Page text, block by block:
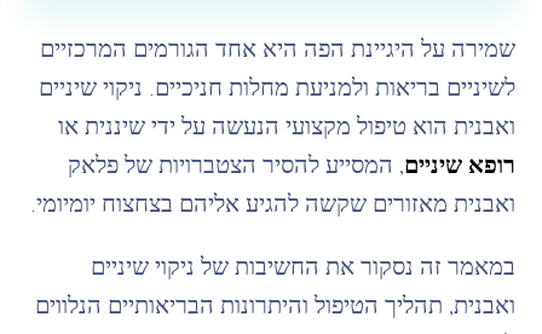
שמירה על היגיינת הפה היא אחד הגורמים המרכזיים
לשיניים בריאות ולמניעת מחלות חניכיים. ניקוי שיניים
ואבנית הוא טיפול מקצועי הנעשה על ידי שיננית או
רופא שיניים, המסייע להסיר הצטברויות של פלאק
ואבנית מאזורים שקשה להגיע אליהם בצחצוח יומיומי.
במאמר זה נסקור את החשיבות של ניקוי שיניים
ואבנית, תהליך הטיפול והיתרונות הבריאותיים הנלווים